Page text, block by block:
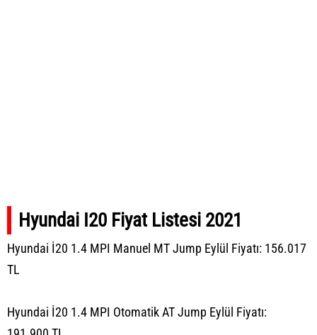
Hyundai I20 Fiyat Listesi 2021
Hyundai İ20 1.4 MPI Manuel MT Jump Eylül Fiyatı: 156.017
TL
Hyundai İ20 1.4 MPI Otomatik AT Jump Eylül Fiyatı: